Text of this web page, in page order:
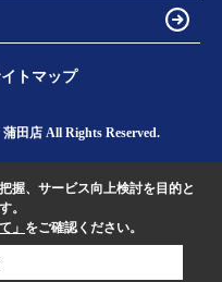
トマップ
田店 All Rights Reserved.
握、サービス向上検討を目的と
。
」 をご確認ください。